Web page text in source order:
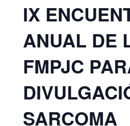
IX
ANUAL DE
FMPJC
SARCOMA